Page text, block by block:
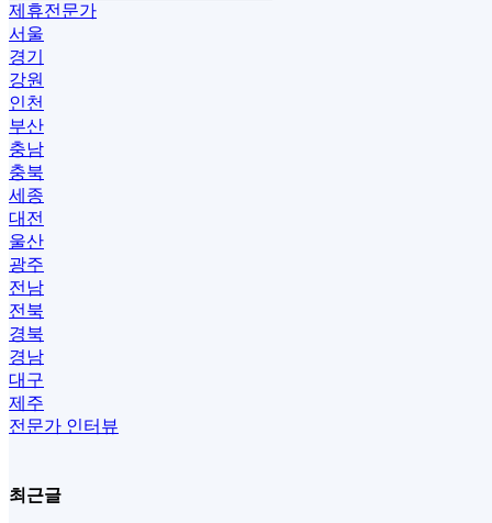
제휴전문가
서울
경기
강원
인천
부산
충남
충북
세종
대전
울산
광주
전남
전북
경북
경남
대구
제주
전문가 인터뷰
최근글